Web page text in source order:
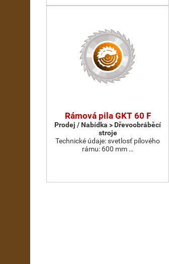
Rámová pila GKT 60 F
Prodej / Nabídka > Dřevoobráběcí
stroje
Technické údaje: svetlosť pílového
rámu: 600 mm …